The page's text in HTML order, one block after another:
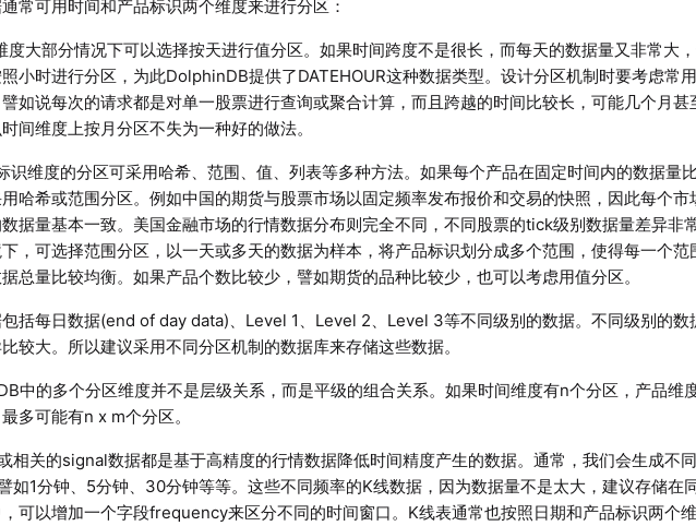
├── bidsz1.col
├── calendarday.col
├── instrument.col
├── lastp.col
├── openinterest.col
├── tradingday.col
├── turnover.col
└── volume.col
Key0
└── tick.tbl
常可用时间和产品标识两个维度来进行分区：
度大部分情况下可以选择按天进行值分区。如果时间跨度不是很长，而每天的数据量又非常大
小时进行分区，为此DolphinDB提供了DATEHOUR这种数据类型。设计分区机制时要考虑常
如说每次的请求都是对单一股票进行查询或聚合计算，而且跨越的时间比较长，可能几个月甚
间维度上按月分区不失为一种好的做法。
识维度的分区可采用哈希、范围、值、列表等多种方法。如果每个产品在固定时间内的数据量
哈希或范围分区。例如中国的期货与股票市场以固定频率发布报价和交易的快照，因此每个市
据量基本一致。美国金融市场的行情数据分布则完全不同，不同股票的tick级别数据量差异非常
，可选择范围分区，以一天或多天的数据为样本，将产品标识划分成多个范围，使得每一个范
总量比较均衡。如果产品个数比较少，譬如期货的品种比较少，也可以考虑用值分区。
括每日数据(end of day data)、Level 1、Level 2、Level 3等不同级别的数据。不同级别的数
较大。所以建议采用不同分区机制的数据库来存储这些数据。
中的多个分区维度并不是层级关系，而是平级的组合关系。如果时间维度有n个分区，产品维
多可能有n x m个分区。
相关的signal数据都是基于高精度的行情数据降低时间精度产生的数据。通常，我们会生成不
如1分钟、5分钟、30分钟等等。这些不同频率的K线数据，因为数据量不是太大，建议存储在
可以增加一个字段frequency来区分不同的时间窗口。K线表通常也按照日期和产品标识两个